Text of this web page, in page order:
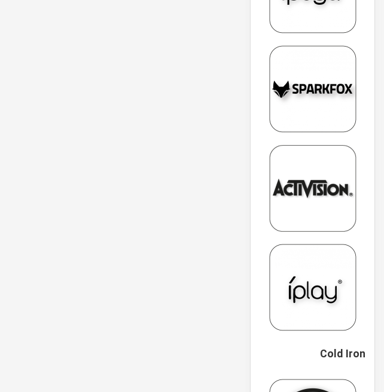
Cold Iron